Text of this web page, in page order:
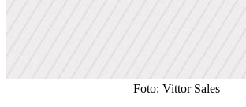
Foto: Vittor Sales